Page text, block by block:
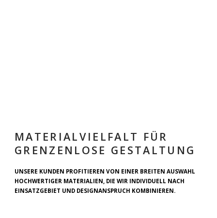
MATERIALVIELFALT FÜR
GRENZENLOSE GESTALTUNG
UNSERE KUNDEN PROFITIEREN VON EINER BREITEN AUSWAHL
HOCHWERTIGER MATERIALIEN, DIE WIR INDIVIDUELL NACH
EINSATZGEBIET UND DESIGNANSPRUCH KOMBINIEREN.